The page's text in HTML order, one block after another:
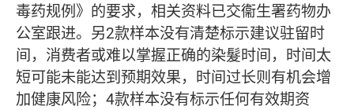
毒药规例》的要求，相关资料已交衞生署药物办
公室跟进。另2款样本没有清楚标示建议驻留时
间，消费者或难以掌握正确的染髮时间，时间太
短可能未能达到预期效果，时间过长则有机会增
加健康风险；4款样本没有标示任何有效期资